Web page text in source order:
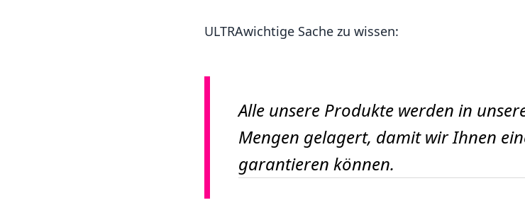
ULTRAwichtige Sache zu wissen:
Alle unsere Produkte werden in
Mengen gelagert, damit wir Ihnen
garantieren können.